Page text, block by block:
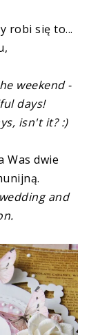
robi się to...
weekend -
days!
isn't it? :)
Was dwie
and